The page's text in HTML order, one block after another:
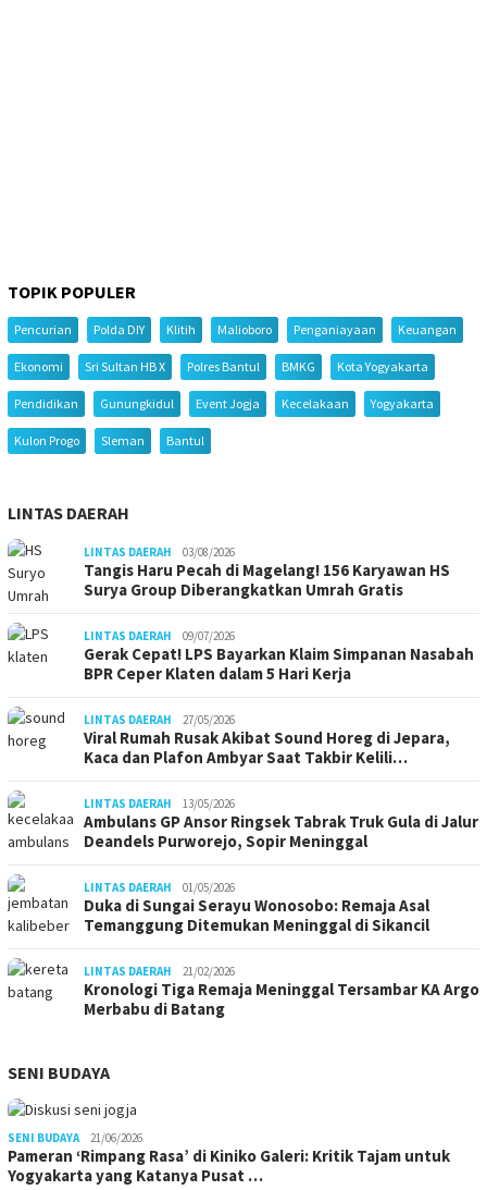
TOPIK POPULER
Pencurian Polda DIY Klitih Malioboro Penganiayaan Keuangan
Ekonomi Sri Sultan HB X Polres Bantul BMKG Kota Yogyakarta
Pendidikan Gunungkidul Event Jogja Kecelakaan Yogyakarta
Kulon Progo Sleman Bantul
LINTAS DAERAH
LINTAS DAERAH 03/08/2026
Tangis Haru Pecah di Magelang! 156 Karyawan HS
Surya Group Diberangkatkan Umrah Gratis
LINTAS DAERAH 09/07/2026
Gerak Cepat! LPS Bayarkan Klaim Simpanan Nasabah
BPR Ceper Klaten dalam 5 Hari Kerja
LINTAS DAERAH 27/05/2026
Viral Rumah Rusak Akibat Sound Horeg di Jepara,
Kaca dan Plafon Ambyar Saat Takbir Kelili…
LINTAS DAERAH 13/05/2026
Ambulans GP Ansor Ringsek Tabrak Truk Gula di Jalur
Deandels Purworejo, Sopir Meninggal
LINTAS DAERAH 01/05/2026
Duka di Sungai Serayu Wonosobo: Remaja Asal
Temanggung Ditemukan Meninggal di Sikancil
LINTAS DAERAH 21/02/2026
Kronologi Tiga Remaja Meninggal Tersambar KA Argo
Merbabu di Batang
SENI BUDAYA
SENI BUDAYA 21/06/2026
Pameran ‘Rimpang Rasa’ di Kiniko Galeri: Kritik Tajam untuk
Yogyakarta yang Katanya Pusat …